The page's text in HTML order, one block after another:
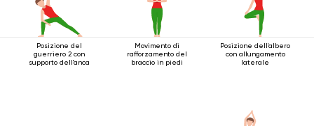
Posizione del
guerriero 2 con
supporto dell'anca
Movimento di
rafforzamento del
braccio in piedi
Posizione dell'albero
con allungamento
laterale